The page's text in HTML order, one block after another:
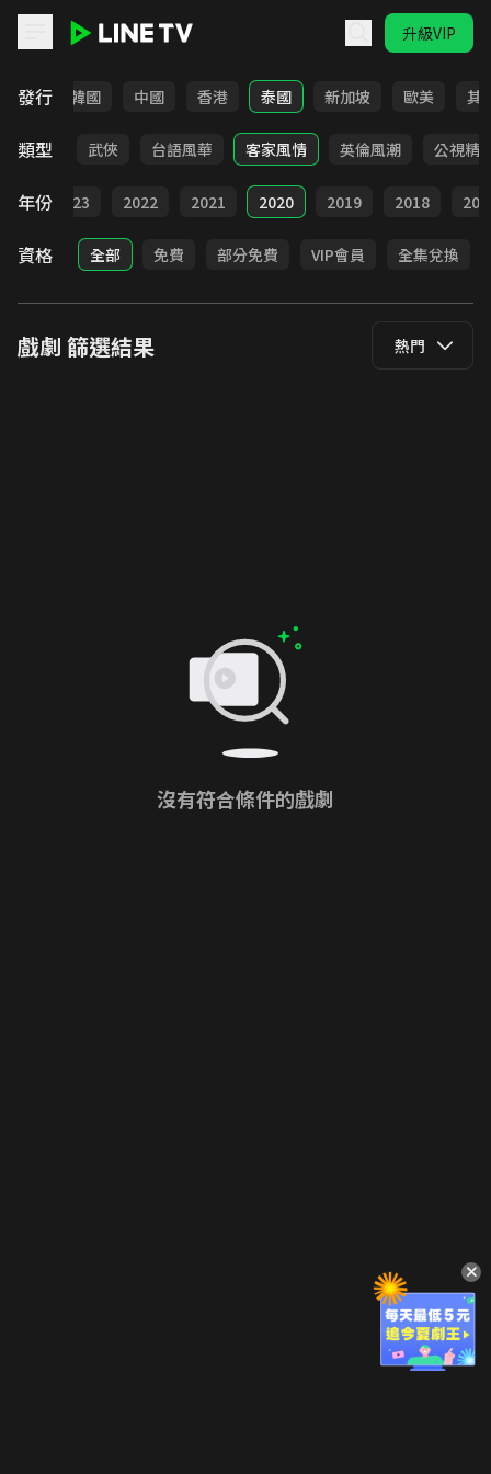
升級VIP
發行
日本 韓國 中國 香港 泰國 新加坡 歐美 其
類型
時代 武俠 台語風華 客家風情 英倫風潮 公視精
年份 2023 2022 2021 2020 2019 2018
資格 全部 免費 部分免費 VIP會員 全集兌換
戲劇 篩選結果 熱門
沒有符合條件的戲劇